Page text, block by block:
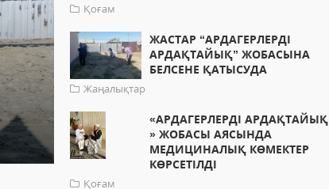
Қоғам
ЖАСТАР “АРДАГЕРЛЕРДІ
АРДАҚТАЙЫҚ” ЖОБАСЫНА
БЕЛСЕНЕ ҚАТЫСУДА
Жаңалықтар
«АРДАГЕРЛЕРДІ АРДАҚТАЙЫҚ
» ЖОБАСЫ АЯСЫНДА
МЕДИЦИНАЛЫҚ КӨМЕКТЕР
КӨРСЕТІЛДІ
Қоғам